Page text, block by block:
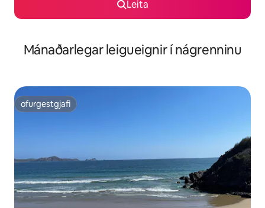
Leita
Mánaðarlegar leigueignir í nágrenninu
ofurgestgjafi
ofurgestgjafi